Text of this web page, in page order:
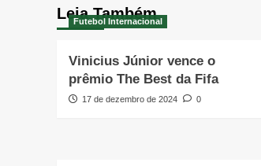
Leia Também
Futebol Internacional
Vinicius Júnior vence o
prêmio The Best da Fifa
17 de dezembro de 2024 0